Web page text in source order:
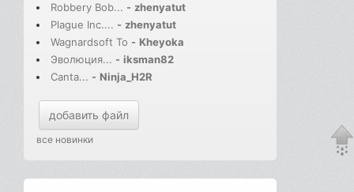
Robbery Bob... - zhenyatut
Plague Inc.... - zhenyatut
Wagnardsoft To - Kheyoka
Эволюция... - iksman82
Canta... - Ninja_H2R
добавить файл
все новинки